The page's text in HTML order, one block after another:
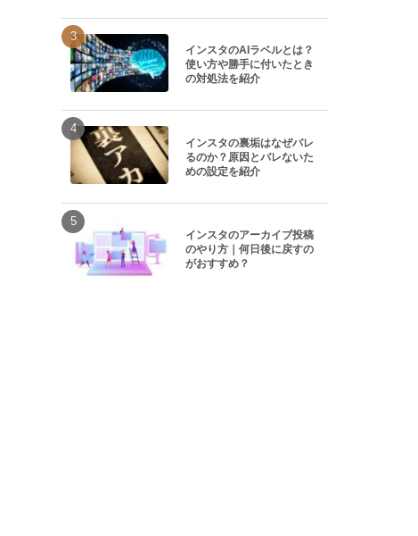
インスタのAIラベルとは？
使い方や勝手に付いたとき
の対処法を紹介
インスタの裏垢はなぜバレ
るのか？原因とバレないた
めの設定を紹介
インスタのアーカイブ投稿
のやり方｜何日後に戻すの
がおすすめ？